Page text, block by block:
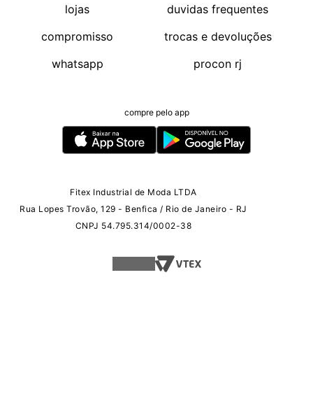
lojas
compromisso
whatsapp
duvidas frequentes
trocas e devoluções
procon rj
compre pelo app
Fitex Industrial de Moda LTDA
Rua Lopes Trovão, 129 - Benfica / Rio de Janeiro - RJ
CNPJ 54.795.314/0002-38